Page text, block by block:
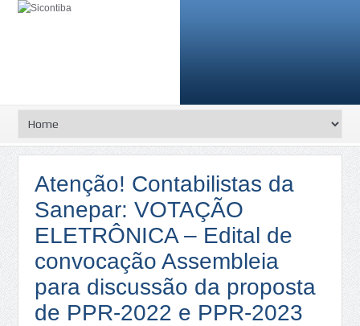
Atenção! Contabilistas da
Sanepar: VOTAÇÃO
ELETRÔNICA – Edital de
convocação Assembleia
para discussão da proposta
de PPR-2022 e PPR-2023